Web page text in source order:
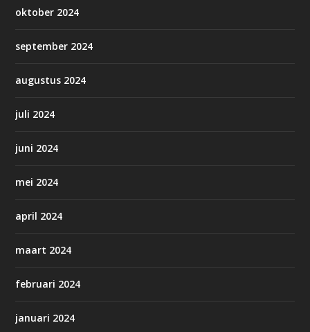
oktober 2024
september 2024
augustus 2024
juli 2024
juni 2024
mei 2024
april 2024
maart 2024
februari 2024
januari 2024